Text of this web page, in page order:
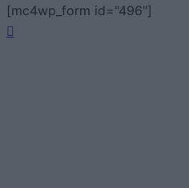
[mc4wp_form id="496"]